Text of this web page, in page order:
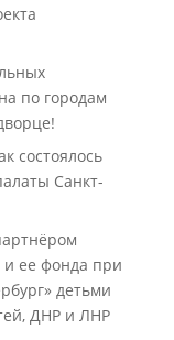
по городам
состоялось
Санкт-
и ее фонда при
детьми
ДНР и ЛНР